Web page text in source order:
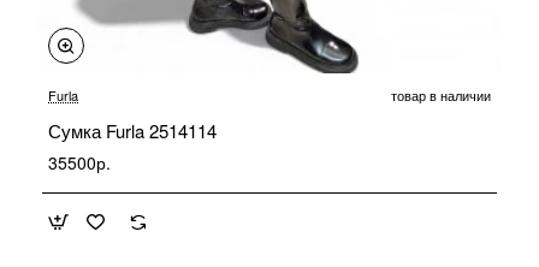
Furla товар в наличии
Сумка Furla 2514114
35500р.